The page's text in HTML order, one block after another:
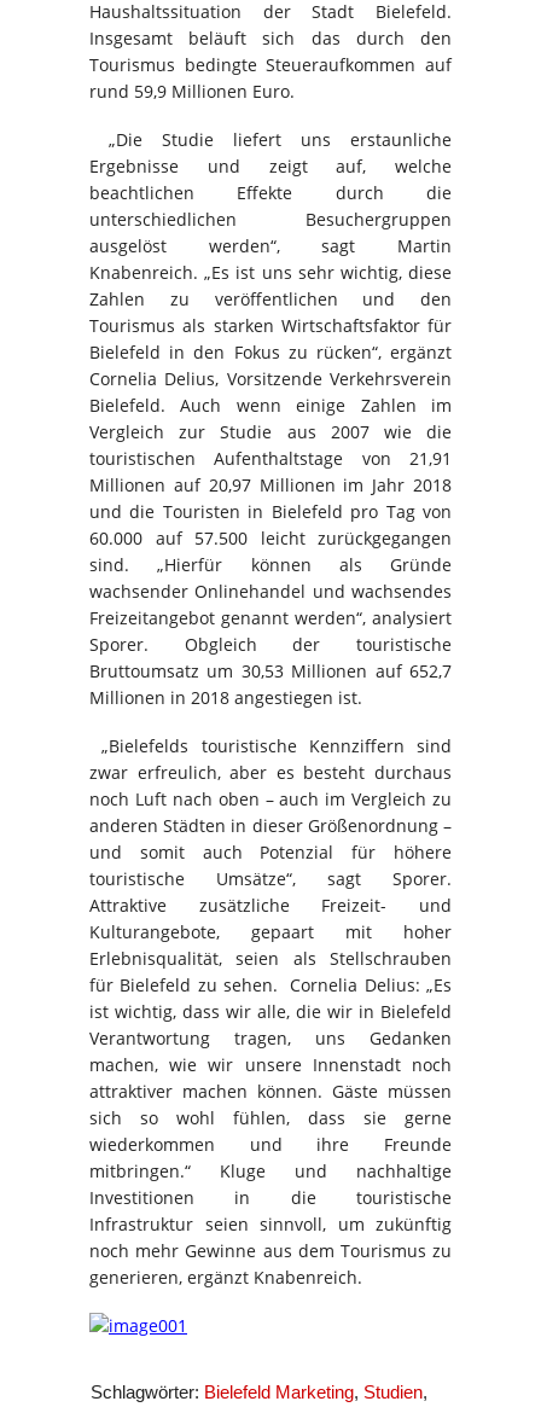
Haushaltssituation der Stadt Bielefeld.
Insgesamt beläuft sich das durch den
Tourismus bedingte Steueraufkommen auf
rund 59,9 Millionen Euro.
„Die Studie liefert uns erstaunliche
Ergebnisse und zeigt auf, welche
beachtlichen Effekte durch die
unterschiedlichen Besuchergruppen
ausgelöst werden“, sagt Martin
Knabenreich. „Es ist uns sehr wichtig, diese
Zahlen zu veröffentlichen und den
Tourismus als starken Wirtschaftsfaktor für
Bielefeld in den Fokus zu rücken“, ergänzt
Cornelia Delius, Vorsitzende Verkehrsverein
Bielefeld. Auch wenn einige Zahlen im
Vergleich zur Studie aus 2007 wie die
touristischen Aufenthaltstage von 21,91
Millionen auf 20,97 Millionen im Jahr 2018
und die Touristen in Bielefeld pro Tag von
60.000 auf 57.500 leicht zurückgegangen
sind. „Hierfür können als Gründe
wachsender Onlinehandel und wachsendes
Freizeitangebot genannt werden“, analysiert
Sporer. Obgleich der touristische
Bruttoumsatz um 30,53 Millionen auf 652,7
Millionen in 2018 angestiegen ist.
„Bielefelds touristische Kennziffern sind
zwar erfreulich, aber es besteht durchaus
noch Luft nach oben – auch im Vergleich zu
anderen Städten in dieser Größenordnung –
und somit auch Potenzial für höhere
touristische Umsätze“, sagt Sporer.
Attraktive zusätzliche Freizeit- und
Kulturangebote, gepaart mit hoher
Erlebnisqualität, seien als Stellschrauben
für Bielefeld zu sehen. Cornelia Delius: „Es
ist wichtig, dass wir alle, die wir in Bielefeld
Verantwortung tragen, uns Gedanken
machen, wie wir unsere Innenstadt noch
attraktiver machen können. Gäste müssen
sich so wohl fühlen, dass sie gerne
wiederkommen und ihre Freunde
mitbringen.“ Kluge und nachhaltige
Investitionen in die touristische
Infrastruktur seien sinnvoll, um zukünftig
noch mehr Gewinne aus dem Tourismus zu
generieren, ergänzt Knabenreich.
Schlagwörter: Bielefeld Marketing, Studien,